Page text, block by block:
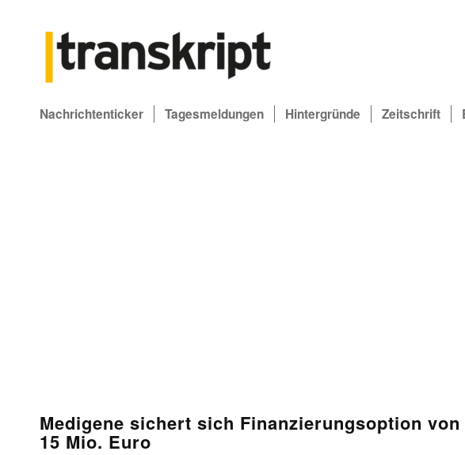
Nachrichtenticker Tagesmeldungen Hintergründe Zeitschrift
Medigene sichert sich Finanzierungsoption von
15 Mio. Euro